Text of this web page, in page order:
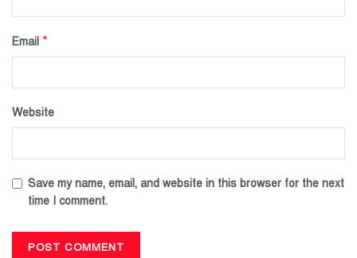
Email *
Website
Save my name, email, and website in this browser for the next
time I comment.